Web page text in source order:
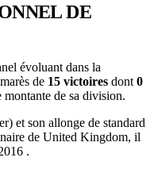
DE
évoluant dans la
de 15 victoires dont 0
de sa division.
et son allonge de standard
de United Kingdom, il
.